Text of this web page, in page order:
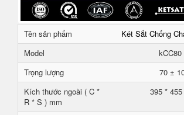
Tên sản phẩm
Két Sắt Chống
Model
kCC80
Trọng lượng
70 ±
Kích thước ngoài ( C *
R * S ) mm
395 *